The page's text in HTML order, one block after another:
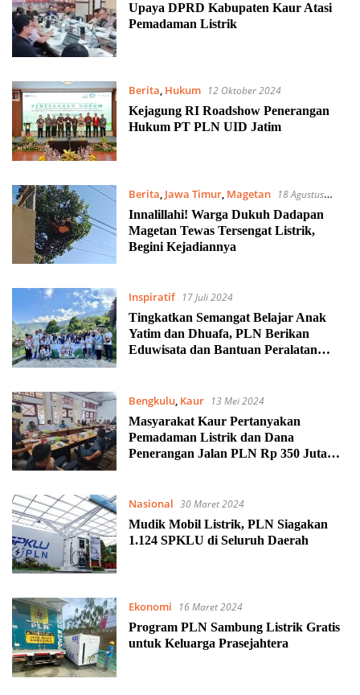
Upaya DPRD Kabupaten Kaur Atasi
Pemadaman Listrik
Berita, Hukum
12 Oktober 2024
Kejagung RI Roadshow Penerangan
Hukum PT PLN UID Jatim
Berita, Jawa Timur, Magetan
18 Agustus
2024
Innalillahi! Warga Dukuh Dadapan
Magetan Tewas Tersengat Listrik,
Begini Kejadiannya
Inspiratif
17 Juli 2024
Tingkatkan Semangat Belajar Anak
Yatim dan Dhuafa, PLN Berikan
Eduwisata dan Bantuan Peralatan
Bengkulu, Kaur
13 Mei 2024
Masyarakat Kaur Pertanyakan
Pemadaman Listrik dan Dana
Penerangan Jalan PLN Rp 350 Juta
Nasional 30 Maret 2024
Mudik Mobil Listrik, PLN Siagakan
1.124 SPKLU di Seluruh Daerah
Ekonomi
16 Maret 2024
Program PLN Sambung Listrik Gratis
untuk Keluarga Prasejahtera